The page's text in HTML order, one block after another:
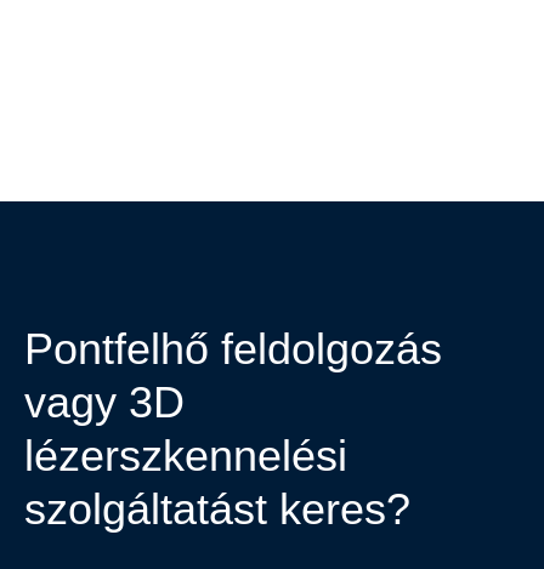
Pontfelhő feldolgozás ​
vagy 3D
lézerszkennelési
szolgáltatást keres?